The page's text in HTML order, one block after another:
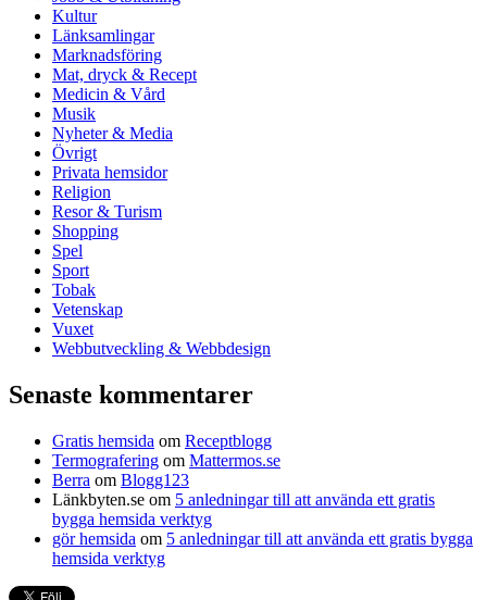
Kultur
Länksamlingar
Marknadsföring
Mat, dryck & Recept
Medicin & Vård
Musik
Nyheter & Media
Övrigt
Privata hemsidor
Religion
Resor & Turism
Shopping
Spel
Sport
Tobak
Vetenskap
Vuxet
Webbutveckling & Webbdesign
Senaste kommentarer
Gratis hemsida om Receptblogg
Termografering om Mattermos.se
Berra om Blogg123
Länkbyten.se om 5 anledningar till att använda ett gratis
bygga hemsida verktyg
gör hemsida om 5 anledningar till att använda ett gratis bygga
hemsida verktyg